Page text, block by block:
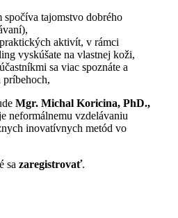
spočíva tajomstvo dobrého
aktivít, v rámci
vyskúšate na vlastnej koži,
sa viac spoznáte a
príbehoch,
Mgr. Michal Koricina, PhD.,
neformálnemu vzdelávaniu
inovatívnych metód vo
sa zaregistrovať.